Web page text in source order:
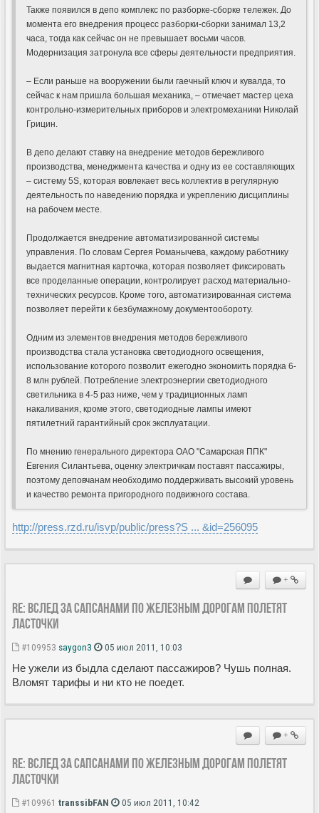
Также появился в депо комплекс по разборке-сборке тележек. До
момента его внедрения процесс разборки-сборки занимал 13,2
часа, тогда как сейчас он не превышает восьми часов.
Модернизация затронула все сферы деятельности предприятия.
– Если раньше на вооружении были гаечный ключ и кувалда, то
сейчас к нам пришла большая механика, – отмечает мастер цеха
контрольно-измерительных приборов и электромеханики Николай
Грицин.
В депо делают ставку на внедрение методов бережливого
производства, менеджмента качества и одну из ее составляющих
– систему 5S, которая вовлекает весь коллектив в регулярную
деятельность по наведению порядка и укреплению дисциплины
на рабочем месте.
Продолжается внедрение автоматизированной системы
управления. По словам Сергея Романычева, каждому работнику
выдается магнитная карточка, которая позволяет фиксировать
все проделанные операции, контролирует расход материально-
технических ресурсов. Кроме того, автоматизированная система
позволяет перейти к безбумажному документообороту.
Одним из элементов внедрения методов бережливого
производства стала установка светодиодного освещения,
использование которого позволит ежегодно экономить порядка 6-
8 млн рублей. Потребление электроэнергии светодиодного
светильника в 4-5 раз ниже, чем у традиционных ламп
накаливания, кроме этого, светодиодные лампы имеют
пятилетний гарантийный срок эксплуатации.
По мнению генерального директора ОАО "Самарская ППК"
Евгения Силантьева, оценку электричкам поставят пассажиры,
поэтому деповчанам необходимо поддерживать высокий уровень
и качество ремонта пригородного подвижного состава.
http://press.rzd.ru/isvp/public/press?S ... &id=256095
+
Re: Вслед за Сапсанами по железным дорогам полетят
Ласточки
#109953 saygon3 05 июл 2011, 10:03
Не ужели из быдла сделают пассажиров? Чушь полная.
Вломят тарифы и ни кто не поедет.
+
Re: Вслед за Сапсанами по железным дорогам полетят
Ласточки
#109961 transsibFAN 05 июл 2011, 10:42